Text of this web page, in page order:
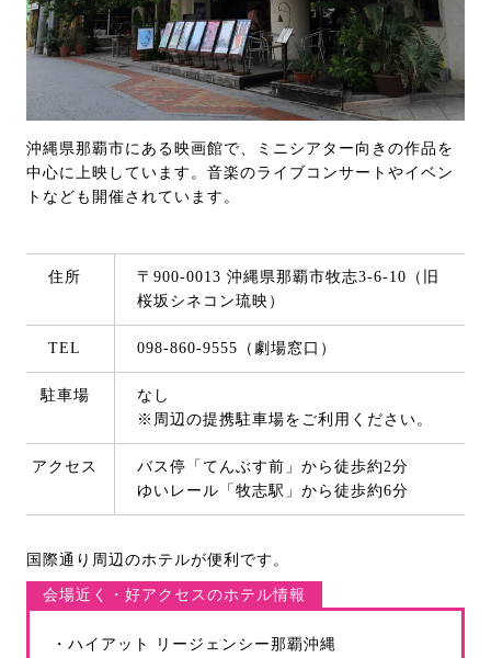
沖縄県那覇市にある映画館で、ミニシアター向きの作品を
中心に上映しています。音楽のライブコンサートやイベン
トなども開催されています。
住所
〒900-0013 沖縄県那覇市牧志3-6-10（旧
桜坂シネコン琉映）
TEL 098-860-9555（劇場窓口）
駐車場
なし
※周辺の提携駐車場をご利用ください。
アクセス
バス停「てんぶす前」から徒歩約2分
ゆいレール「牧志駅」から徒歩約6分
国際通り周辺のホテルが便利です。
会場近く・好アクセスのホテル情報
・ハイアット リージェンシー那覇沖縄